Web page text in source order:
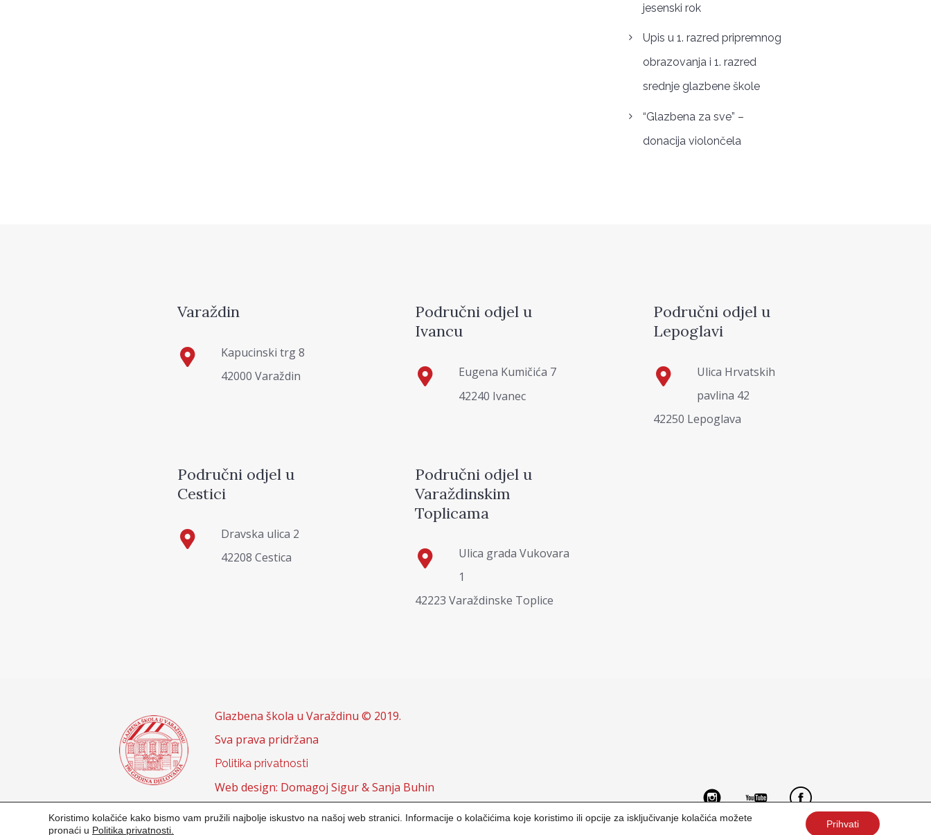
jesenski rok
Upis u 1. razred pripremnog
obrazovanja i 1. razred
srednje glazbene škole
“Glazbena za sve” –
donacija violončela
Varaždin
Kapucinski trg 8
42000 Varaždin
Područni odjel u
Ivancu
Eugena Kumičića 7
42240 Ivanec
Područni odjel u
Lepoglavi
Ulica Hrvatskih
pavlina 42
42250 Lepoglava
Područni odjel u
Cestici
Dravska ulica 2
42208 Cestica
Područni odjel u
Varaždinskim
Toplicama
Ulica grada Vukovara
1
42223 Varaždinske Toplice
Glazbena škola u Varaždinu © 2019.
Sva prava pridržana
Politika privatnosti
Web design: Domagoj Sigur & Sanja Buhin
Koristimo kolačiće kako bismo vam pružili najbolje iskustvo na našoj web stranici. Informacije o kolačićima koje koristimo ili opcije za isključivanje kolačića možete
pronaći u Politika privatnosti.
Prihvati